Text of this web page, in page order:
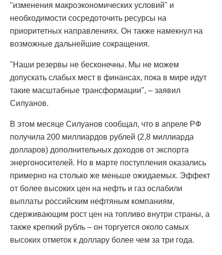
"изменения макроэкономических условий" и
необходимости сосредоточить ресурсы на
приоритетных направлениях. Он также намекнул на
возможные дальнейшие сокращения.
"Наши резервы не бесконечны. Мы не можем
допускать слабых мест в финансах, пока в мире идут
такие масштабные трансформации", – заявил
Силуанов.
В этом месяце Силуанов сообщал, что в апреле РФ
получила 200 миллиардов рублей (2,8 миллиарда
долларов) дополнительных доходов от экспорта
энергоносителей. Но в марте поступления оказались
примерно на столько же меньше ожидаемых. Эффект
от более высоких цен на нефть и газ ослабили
выплаты российским нефтяным компаниям,
сдерживающим рост цен на топливо внутри страны, а
также крепкий рубль – он торгуется около самых
высоких отметок к доллару более чем за три года.